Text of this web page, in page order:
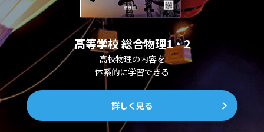
高等学校 総合物理1・2
高校物理の内容を
体系的に学習できる
詳しく見る